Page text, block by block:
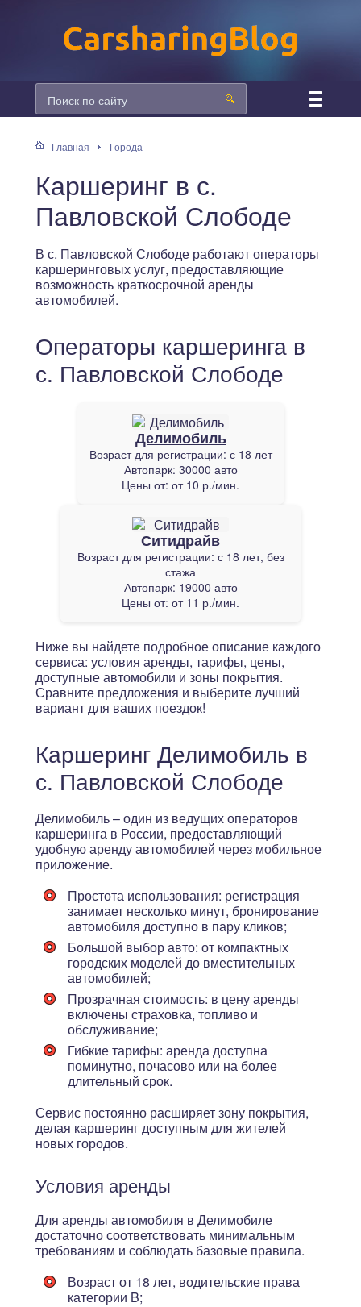
Главная Города
Каршеринг в с.
Павловской Слободе
В с. Павловской Слободе работают операторы
каршеринговых услуг, предоставляющие
возможность краткосрочной аренды
автомобилей.
Операторы каршеринга в
с. Павловской Слободе
Делимобиль
Возраст для регистрации: с 18 лет
Автопарк: 30000 авто
Цены от: от 10 р./мин.
Ситидрайв
Возраст для регистрации: с 18 лет, без
стажа
Автопарк: 19000 авто
Цены от: от 11 р./мин.
Ниже вы найдете подробное описание каждого
сервиса: условия аренды, тарифы, цены,
доступные автомобили и зоны покрытия.
Сравните предложения и выберите лучший
вариант для ваших поездок!
Каршеринг Делимобиль в
с. Павловской Слободе
Делимобиль – один из ведущих операторов
каршеринга в России, предоставляющий
удобную аренду автомобилей через мобильное
приложение.
Простота использования: регистрация
занимает несколько минут, бронирование
автомобиля доступно в пару кликов;
Большой выбор авто: от компактных
городских моделей до вместительных
автомобилей;
Прозрачная стоимость: в цену аренды
включены страховка, топливо и
обслуживание;
Гибкие тарифы: аренда доступна
поминутно, почасово или на более
длительный срок.
Сервис постоянно расширяет зону покрытия,
делая каршеринг доступным для жителей
новых городов.
Условия аренды
Для аренды автомобиля в Делимобиле
достаточно соответствовать минимальным
требованиям и соблюдать базовые правила.
Возраст от 18 лет, водительские права
категории B;